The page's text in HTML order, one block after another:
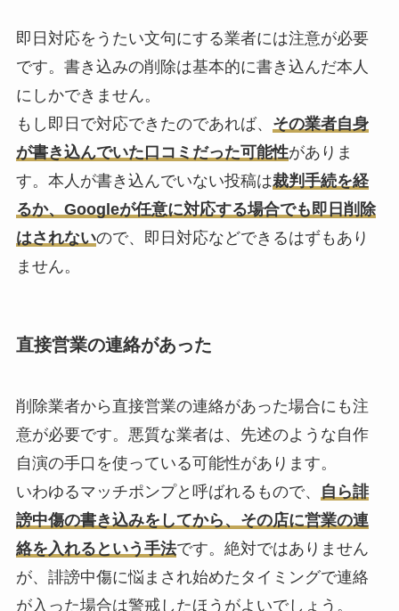
即日対応をうたい文句にする業者には注意が必要
です。書き込みの削除は基本的に書き込んだ本人
にしかできません。
もし即日で対応できたのであれば、 その業者自身
が書き込んでいた口コミだった可能性がありま
す。本人が書き込んでいない投稿は裁判手続を経
るか、Googleが任意に対応する場合でも即日削除
はされないので、即日対応などできるはずもあり
ません。
直接営業の連絡があった
削除業者から直接営業の連絡があった場合にも注
意が必要です。悪質な業者は、先述のような自作
自演の手口を使っている可能性があります。
いわゆるマッチポンプと呼ばれるもので、
自ら誹
謗中傷の書き込みをしてから、その店に営業の連
絡を入れるという手法です。絶対ではありません
が、誹謗中傷に悩まされ始めたタイミングで連絡
が入った場合は警戒したほうがよいでしょう。